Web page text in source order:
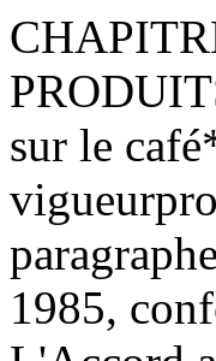
sur le
vigueur
1985,